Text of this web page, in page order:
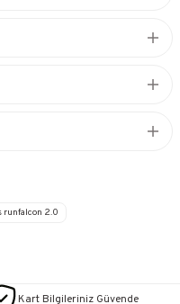
runfalcon 2.0
Kart Bilgileriniz Güvende